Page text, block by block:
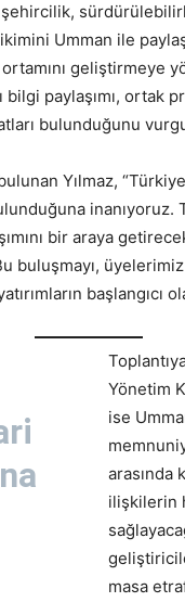
Umman ile
geliştirmeye
paylaşımı, ortak
bulunduğunu
Yılmaz,
bir araya
buluşmayı, üyelerimiz
başlangıcı
Yönetim
ise
arasında
ilişkilerin
masa